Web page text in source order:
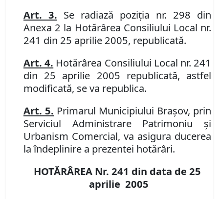
Art. 3. Se radiază poziţia nr. 298 din
Anexa 2 la Hotărârea Consiliului Local nr.
241 din 25 aprilie 2005, republicată.
Art. 4. Hotărârea Consiliului Local nr. 241
din 25 aprilie 2005 republicată, astfel
modificată, se va republica.
Art. 5. Primarul Municipiului Braşov, prin
Serviciul Administrare Patrimoniu şi
Urbanism Comercial, va asigura ducerea
la îndeplinire a prezentei hotărâri.
HOTĂRÂREA Nr. 241 din data de 25
aprilie 2005